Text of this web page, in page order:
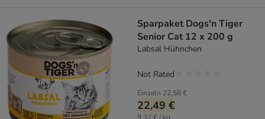
Sparpaket Dogs'n Tiger
Senior Cat 12 x 200 g
Labsal Hühnchen
Einzeln 22,58 €
22,49 €
Not Rated